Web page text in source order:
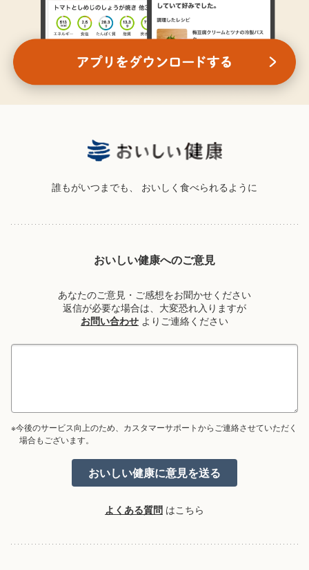
誰もがいつまでも、 おいしく食べられるように
おいしい健康へのご意見
あなたのご意見・ご感想をお聞かせください
返信が必要な場合は、大変恐れ入りますが
お問い合わせ よりご連絡ください
※今後のサービス向上のため、カスタマーサポートからご連絡させていただく
場合もございます。
よくある質問 はこちら